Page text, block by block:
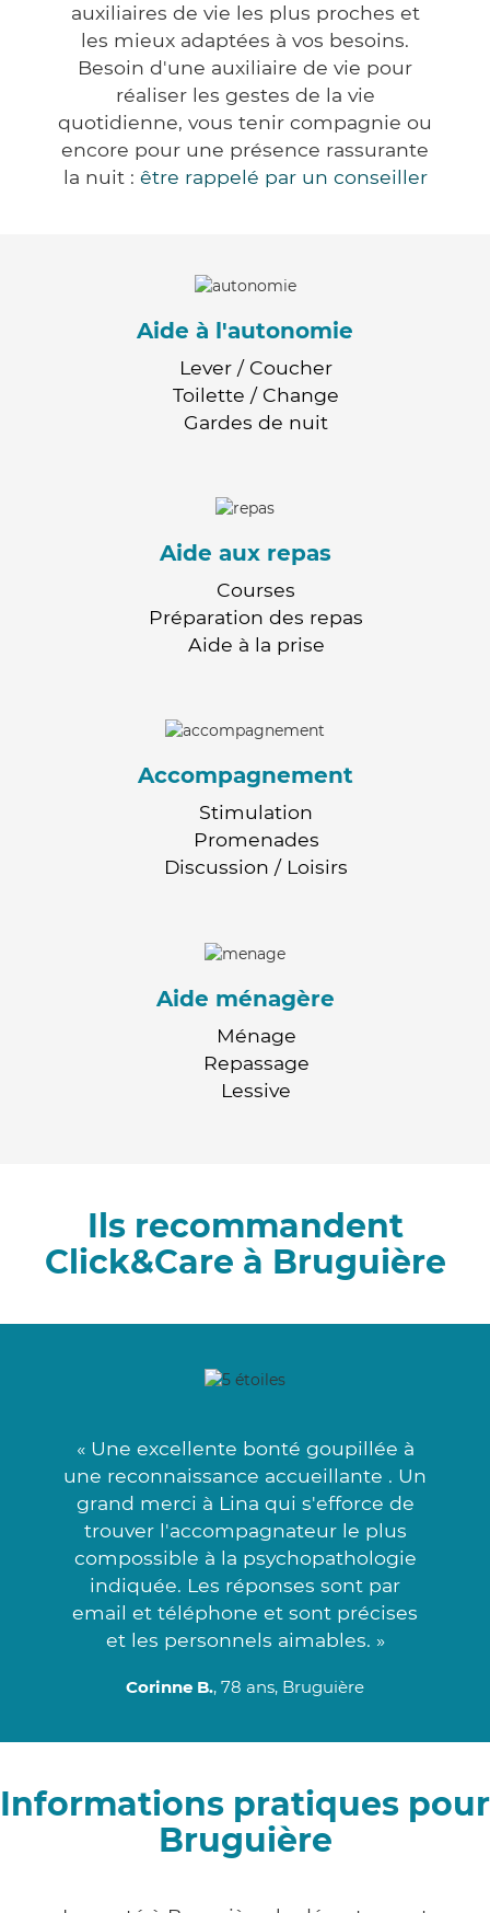
auxiliaires de vie les plus proches et
les mieux adaptées à vos besoins.
Besoin d'une auxiliaire de vie pour
réaliser les gestes de la vie
quotidienne, vous tenir compagnie ou
encore pour une présence rassurante
la nuit : être rappelé par un conseiller
Aide à l'autonomie
Lever / Coucher
Toilette / Change
Gardes de nuit
Aide aux repas
Courses
Préparation des repas
Aide à la prise
Accompagnement
Stimulation
Promenades
Discussion / Loisirs
Aide ménagère
Ménage
Repassage
Lessive
Ils recommandent
Click&Care à Bruguière
« Une excellente bonté goupillée à
une reconnaissance accueillante . Un
grand merci à Lina qui s'efforce de
trouver l'accompagnateur le plus
compossible à la psychopathologie
indiquée. Les réponses sont par
email et téléphone et sont précises
et les personnels aimables. »
Corinne B., 78 ans, Bruguière
Informations pratiques pour
Bruguière